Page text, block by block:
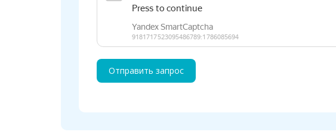
Отправить запрос